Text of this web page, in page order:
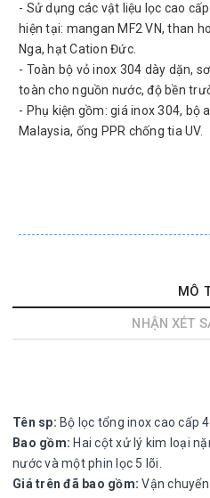
- Sử dụng các vật liệu lọc cao
hiện tại: mangan MF2 VN, than
Nga, hạt Cation Đức.
- Toàn bộ vỏ inox 304 dày dặn,
toàn cho nguồn nước, độ bền
- Phụ kiện gồm: giá inox 304, bộ
Malaysia, ống PPR chống tia UV.
MÔ
NHẬN XÉT
Tên sp: Bộ lọc tổng inox cao cấp 4
Bao gồm: Hai cột xử lý kim loại
nước và một phin lọc 5 lõi.
Giá trên đã bao gồm: Vận